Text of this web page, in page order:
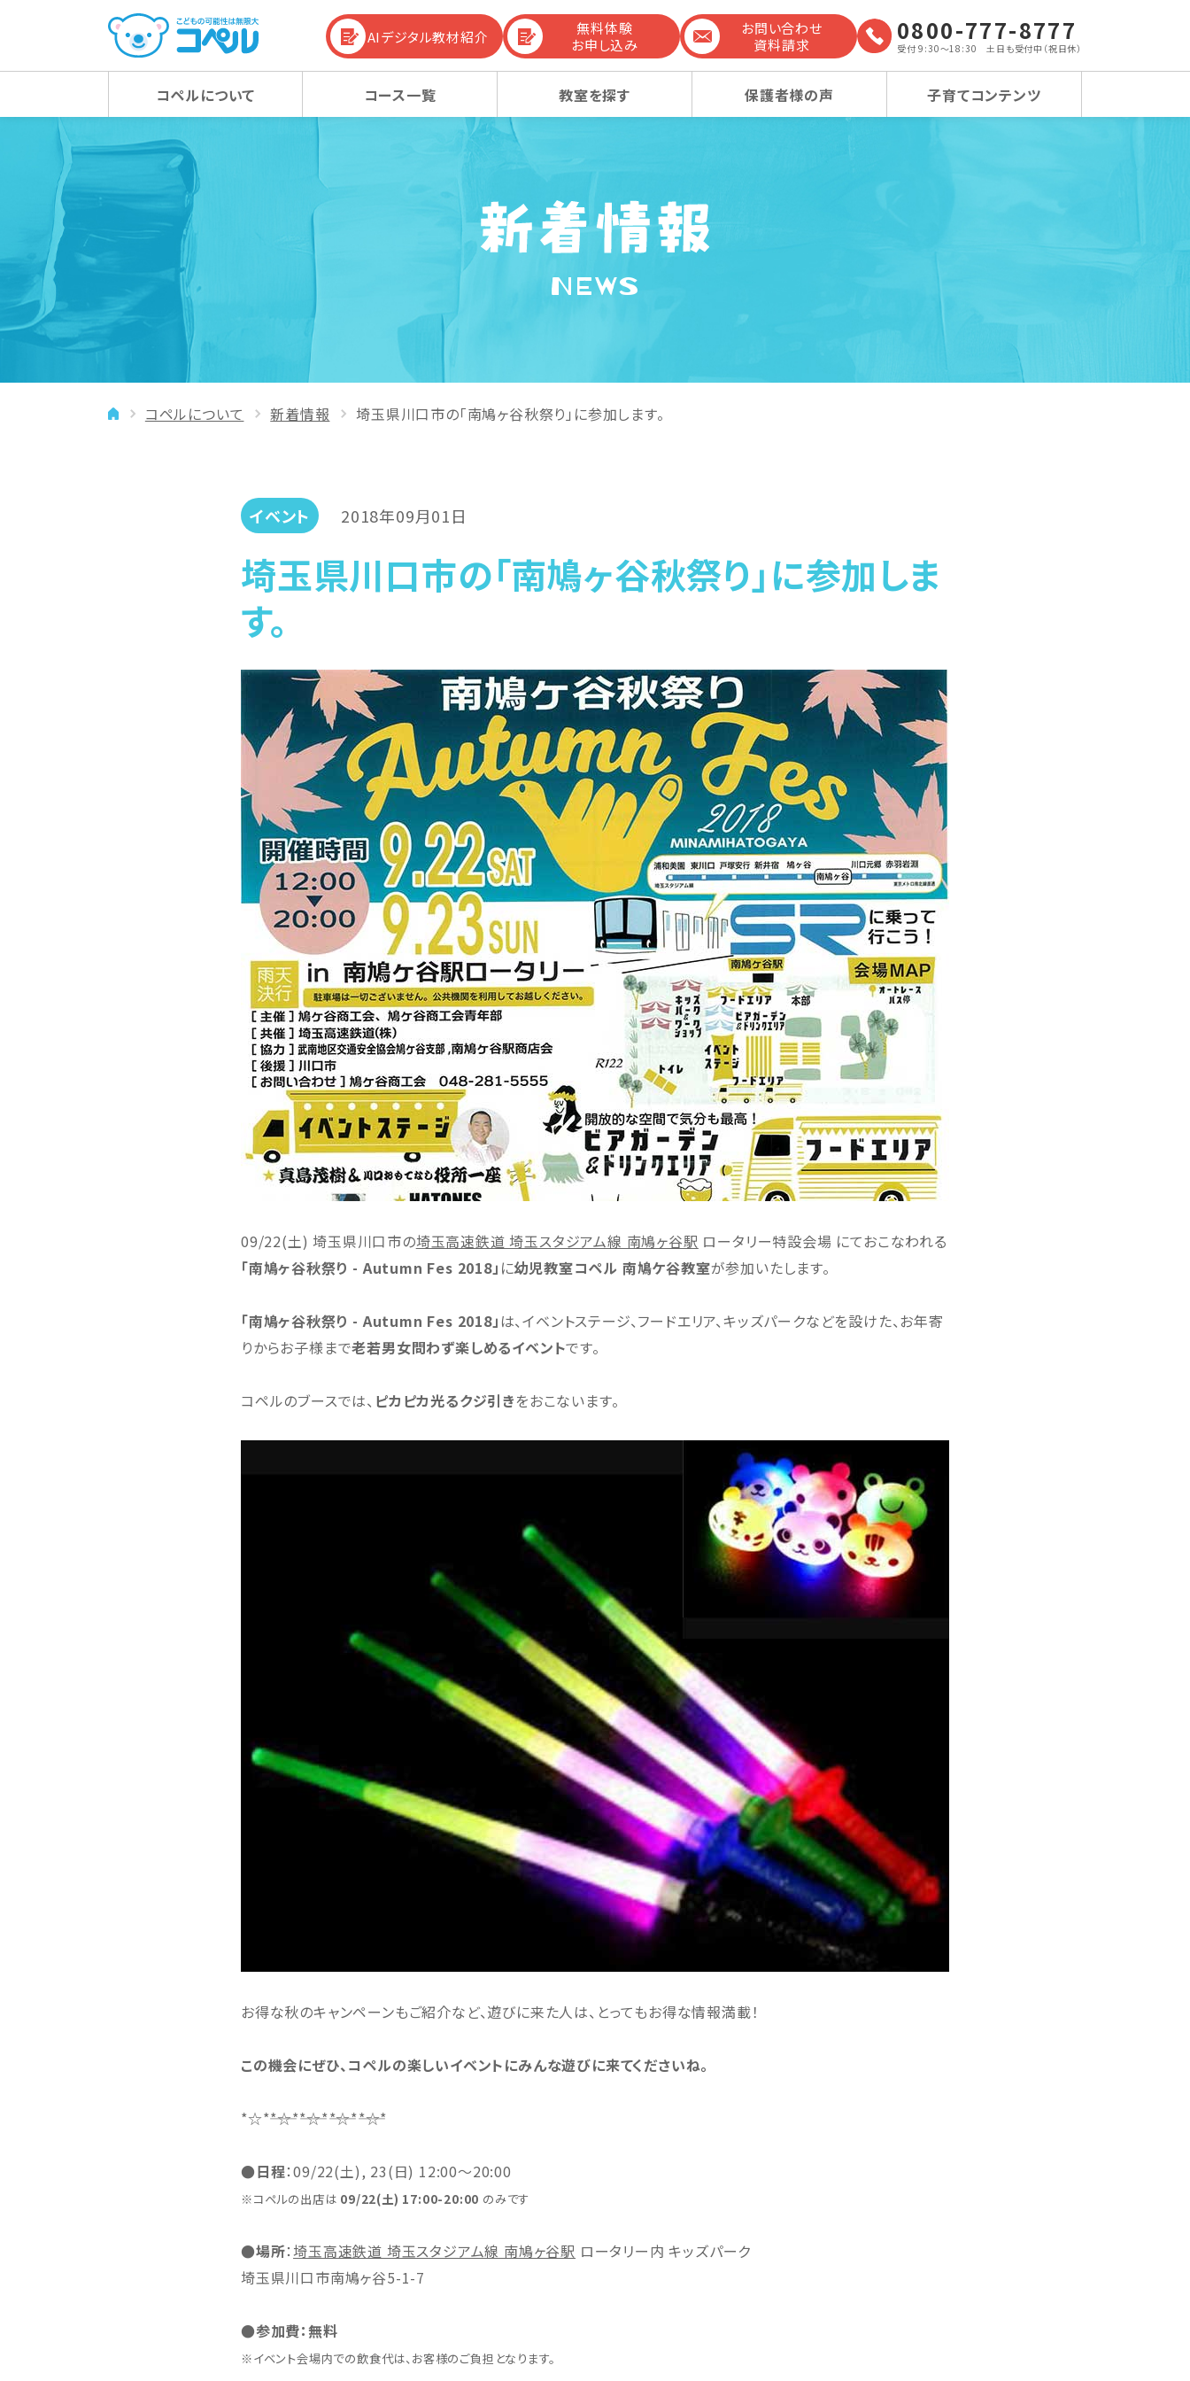
コペルについて
コペルの教育方針
コペルの教育方針 TOP
100%の力を引き出す
心の子育て
潜在能力を引き出す
年齢に合わせた学習法
「やりたい」を引き出す
選ばれる理由
新着情報
新着情報 TOP
お知らせ
イベント
コース一覧
幼児コース 幼稚園受験コース
マタニティクラス
教室を探す 保護者様の声
幼児コース 幼稚園受験コース
マタニティクラス 感動ストーリー
子育てコンテンツ
幼児教育お役立ち情報
AIデジタル教材紹介
無料体験
お申し込み
お問い合わせ
資料請求
0800-777-8777
受付 9:30～18:30 土日も受付中（祝日休）
NEWS
コペルについて 新着情報 埼玉県川口市の「南鳩ヶ谷秋祭り」に参加します。
イベント 2018年09月01日
埼玉県川口市の「南鳩ヶ谷秋祭り」に参加しま
す。
09/22(土) 埼玉県川口市の埼玉高速鉄道 埼玉スタジアム線 南鳩ヶ谷駅 ロータリー特設会場 にておこなわれる
「南鳩ヶ谷秋祭り - Autumn Fes 2018」 に幼児教室コペル 南鳩ケ谷教室が参加いたします。
「南鳩ヶ谷秋祭り - Autumn Fes 2018」 は、イベントステージ、フードエリア、キッズパークなどを設けた、お年寄
りからお子様まで老若男女問わず楽しめるイベントです。
コペルのブースでは、 ピカピカ光るクジ引きをおこないます。
お得な秋のキャンペーンもご紹介など、遊びに来た人は、とってもお得な情報満載！
この機会にぜひ、コペルの楽しいイベントにみんな遊びに来てくださいね。
*☆*――*☆*――*☆*――*☆*――*☆*
●日程：09/22(土), 23(日) 12:00～20:00
※コペルの出店は 09/22(土) 17:00-20:00 のみです
●場所： 埼玉高速鉄道 埼玉スタジアム線 南鳩ヶ谷駅 ロータリー内 キッズパーク
埼玉県川口市南鳩ヶ谷5-1-7
●参加費：無料
※イベント会場内での飲食代は、お客様のご負担となります。